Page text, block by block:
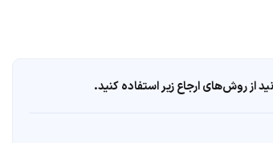
روش‌های ارجاع زیر استفاده کنید.